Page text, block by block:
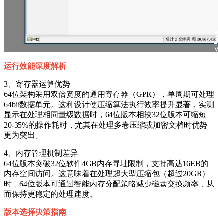
运行效能深度解析
3、寄存器运算优势
64位架构采用双倍宽度的通用寄存器（GPR），单周期可处理
64bit数据单元。这种设计使压缩算法执行效率提升显著，实测
显示在处理相同量级数据时，64位版本相较32位版本可缩短
20-35%的操作耗时，尤其在处理多卷压缩或加密文档时优势
更为突出。
4、内存管理机制差异
64位版本突破32位软件4GB内存寻址限制，支持高达16EB的
内存空间访问。这意味着在处理超大型压缩包（超过20GB）
时，64位版本可通过智能内存分配策略减少磁盘交换频率，从
而保持更稳定的处理速度。
版本选择决策指南